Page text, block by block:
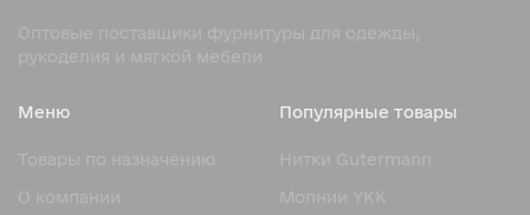
Оптовые поставщики фурнитуры для одежды,
рукоделия и мягкой мебели
Меню
Товары по назначению
О компании
Популярные товары
Нитки Gutermann
Молнии YKK